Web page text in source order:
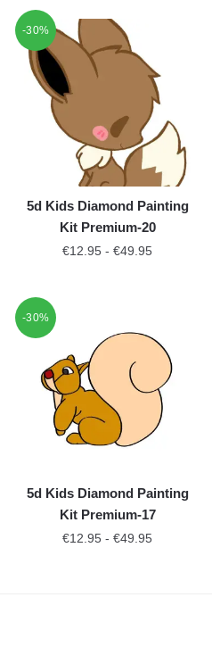
-30%
5d Kids Diamond Painting
Kit Premium-20
€12.95 - €49.95
-30%
5d Kids Diamond Painting
Kit Premium-17
€12.95 - €49.95